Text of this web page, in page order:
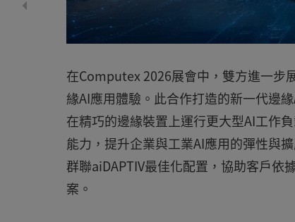
在Computex 2026展會中，雙方進一步
緣AI應用體驗。此合作打造的新一代邊
在精巧的邊緣裝置上運行更大型AI工作
能力，提升企業與工業AI應用的彈性與
群聯aiDAPTIV最佳化配置，協助客戶依
案。